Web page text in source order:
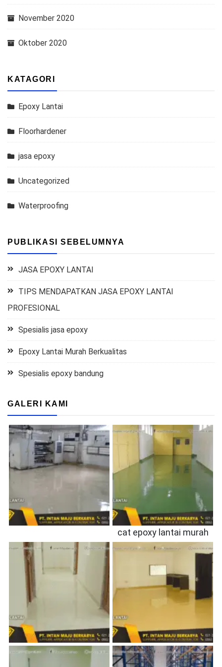
November 2020
Oktober 2020
KATAGORI
Epoxy Lantai
Floorhardener
jasa epoxy
Uncategorized
Waterproofing
PUBLIKASI SEBELUMNYA
JASA EPOXY LANTAI
TIPS MENDAPATKAN JASA EPOXY LANTAI
PROFESIONAL
Spesialis jasa epoxy
Epoxy Lantai Murah Berkualitas
Spesialis epoxy bandung
GALERI KAMI
cat epoxy lantai murah